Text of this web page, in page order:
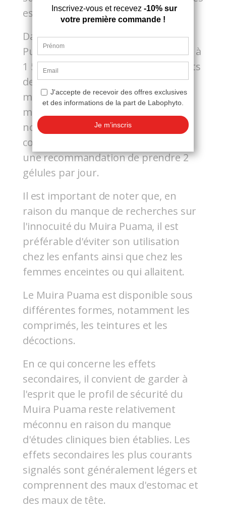
essais.
Dans les études, les doses de Muira
Puama varient généralement de 100 à
1 500 mg par jour. Certains fabricants
de suppléments recommandent
même une dose maximale de 2 850
mg. Par exemple, chez Labophyto,
nos gélules de Muira Puama
contiennent 350 mg chacune, avec
une recommandation de prendre 2
gélules par jour.
Il est important de noter que, en
raison du manque de recherches sur
l'innocuité du Muira Puama, il est
préférable d'éviter son utilisation
chez les enfants ainsi que chez les
femmes enceintes ou qui allaitent.
Le Muira Puama est disponible sous
différentes formes, notamment les
comprimés, les teintures et les
décoctions.
En ce qui concerne les effets
secondaires, il convient de garder à
l'esprit que le profil de sécurité du
Muira Puama reste relativement
méconnu en raison du manque
d'études cliniques bien établies. Les
effets secondaires les plus courants
signalés sont généralement légers et
comprennent des maux d'estomac et
des maux de tête.